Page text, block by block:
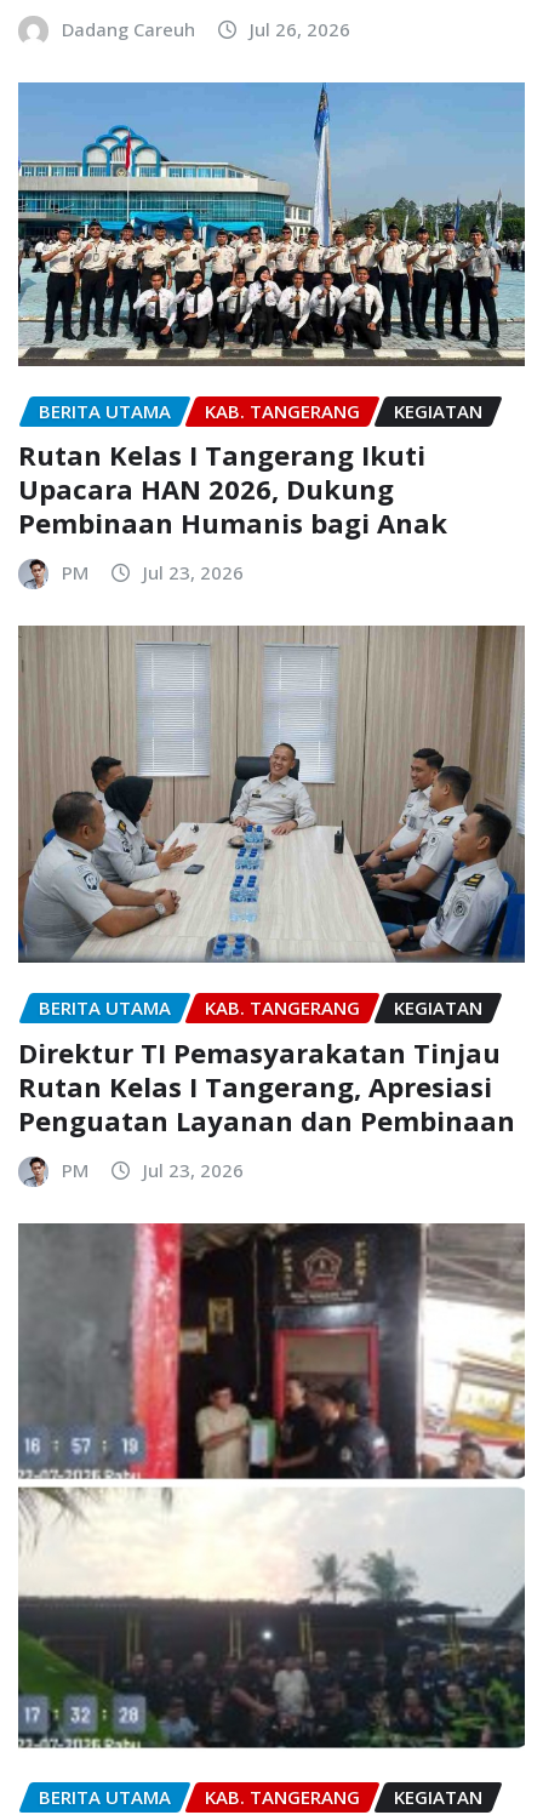
Dadang Careuh Jul 26, 2026
BERITA UTAMA KAB. TANGERANG KEGIATAN
Rutan Kelas I Tangerang Ikuti
Upacara HAN 2026, Dukung
Pembinaan Humanis bagi Anak
PM Jul 23, 2026
BERITA UTAMA KAB. TANGERANG KEGIATAN
Direktur TI Pemasyarakatan Tinjau
Rutan Kelas I Tangerang, Apresiasi
Penguatan Layanan dan Pembinaan
PM Jul 23, 2026
BERITA UTAMA KAB. TANGERANG
KEGIATAN